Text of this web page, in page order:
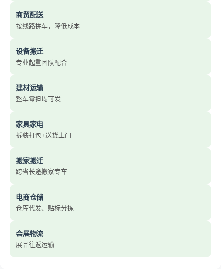
商贸配送
按线路拼车，降低成本
设备搬迁
专业起重团队配合
建材运输
整车零担均可发
家具家电
拆装打包+送货上门
搬家搬迁
跨省长途搬家专车
电商仓储
仓库代发、贴标分拣
会展物流
展品往返运输